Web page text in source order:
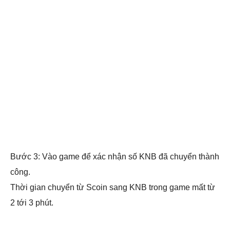
Bước 3: Vào game để xác nhận số KNB đã chuyển thành
công.
Thời gian chuyển từ Scoin sang KNB trong game mất từ
2 tới 3 phút.